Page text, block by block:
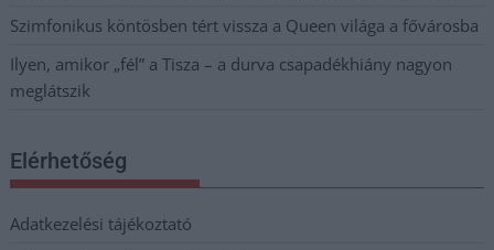
Szimfonikus köntösben tért vissza a Queen világa a fővárosba
Ilyen, amikor „fél” a Tisza – a durva csapadékhiány nagyon
meglátszik
Elérhetőség
Adatkezelési tájékoztató